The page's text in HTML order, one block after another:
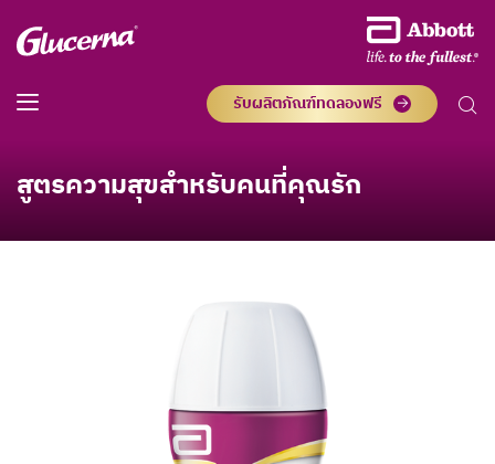
รับผลิตภัณฑ์ทดลองฟรี
สูตรความสุขสำหรับคนที่คุณรัก